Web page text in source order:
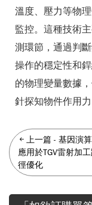
溫度、壓力等物
監控。這種技術
測環節，通過判
操作的穩定性和
的物理變量數據
針探知物件作用
上一篇 - 基因演
應用於TGV雷射加
徑優化